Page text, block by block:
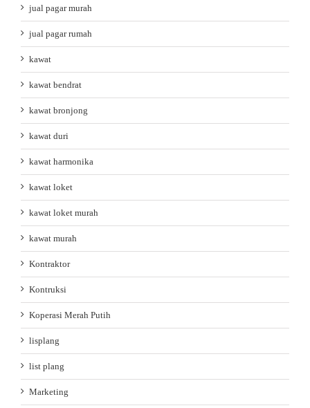
jual pagar murah
jual pagar rumah
kawat
kawat bendrat
kawat bronjong
kawat duri
kawat harmonika
kawat loket
kawat loket murah
kawat murah
Kontraktor
Kontruksi
Koperasi Merah Putih
lisplang
list plang
Marketing